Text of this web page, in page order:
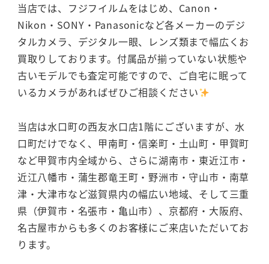
当店では、フジフイルムをはじめ、Canon・
Nikon・SONY・Panasonicなど各メーカーのデジ
タルカメラ、デジタル一眼、レンズ類まで幅広くお
買取りしております。付属品が揃っていない状態や
古いモデルでも査定可能ですので、ご自宅に眠って
いるカメラがあればぜひご相談ください
当店は水口町の西友水口店1階にございますが、水
口町だけでなく、甲南町・信楽町・土山町・甲賀町
など甲賀市内全域から、さらに湖南市・東近江市・
近江八幡市・蒲生郡竜王町・野洲市・守山市・南草
津・大津市など滋賀県内の幅広い地域、そして三重
県（伊賀市・名張市・亀山市）、京都府・大阪府、
名古屋市からも多くのお客様にご来店いただいてお
ります。